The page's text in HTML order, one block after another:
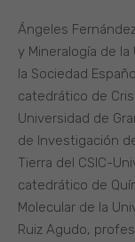
Ángeles
y Mineralogía de
la Sociedad
catedrático de
Universidad de
de Investigación
Tierra del CSIC-
catedrático de
Molecular de la
Ruiz Agudo,